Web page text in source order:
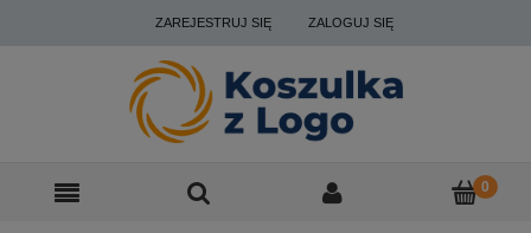
ZAREJESTRUJ SIĘ ZALOGUJ SIĘ